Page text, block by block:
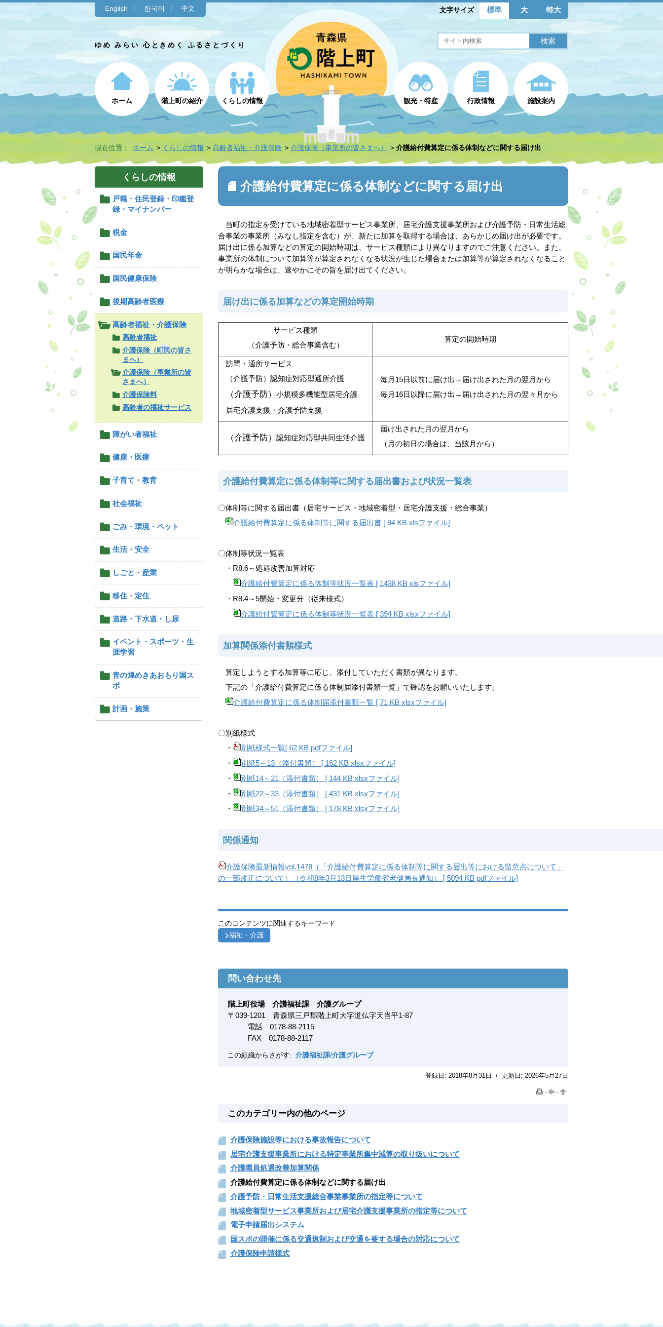
English 한국어 中文 文字サイズ 標準 大 特大
ゆめ みらい 心ときめく ふるさとづくり
ホーム 階上町の紹介 くらしの情報 観光・特産 行政情報 施設案内
現在位置： ホーム くらしの情報 高齢者福祉・介護保険 介護保険（事業所の皆さまへ） 介護給付費算定に係る体制などに関する届け出
くらしの情報
戸籍・住民登録・印鑑登
録・マイナンバー
税金
国民年金
国民健康保険
後期高齢者医療
高齢者福祉・介護保険
高齢者福祉
介護保険（町民の皆さ
まへ）
介護保険（事業所の皆
さまへ）
介護保険料
高齢者の福祉サービス
障がい者福祉
健康・医療
子育て・教育
社会福祉
ごみ・環境・ペット
生活・安全
しごと・産業
移住・定住
道路・下水道・し尿
イベント・スポーツ・生
涯学習
青の煌めきあおもり国ス
ポ
計画・施策
介護給付費算定に係る体制などに関する届け出
当町の指定を受けている地域密着型サービス事業所、居宅介護支援事業所および介護予防・日常生活総
合事業の事業所（みなし指定を含む）が、新たに加算を取得する場合は、あらかじめ届け出が必要です。
届け出に係る加算などの算定の開始時期は、サービス種類により異なりますのでご注意ください。また、
事業所の体制について加算等が算定されなくなる状況が生じた場合または加算等が算定されなくなること
が明らかな場合は、速やかにその旨を届け出てください。
届け出に係る加算などの算定開始時期
サービス種類
（介護予防・総合事業含む）
算定の開始時期
訪問・通所サービス
（介護予防）認知症対応型通所介護
（介護予防） 小規模多機能型居宅介護
居宅介護支援・介護予防支援
毎月15日以前に届け出→届け出された月の翌月から
毎月16日以降に届け出→届け出された月の翌々月から
（介護予防） 認知症対応型共同生活介護
届け出された月の翌月から
（月の初日の場合は、当該月から）
介護給付費算定に係る体制等に関する届出書および状況一覧表
〇体制等に関する届出書（居宅サービス・地域密着型・居宅介護支援・総合事業）
介護給付費算定に係る体制等に関する届出書 [ 94 KB xlsファイル]
〇体制等状況一覧表
・R8.6～処遇改善加算対応
介護給付費算定に係る体制等状況一覧表 [ 1438 KB xlsファイル]
・R8.4～5開始・変更分（従来様式）
介護給付費算定に係る体制等状況一覧表 [ 394 KB xlsxファイル]
加算関係添付書類様式
算定しようとする加算等に応じ、添付していただく書類が異なります。
下記の「介護給付費算定に係る体制届添付書類一覧」で確認をお願いいたします。
介護給付費算定に係る体制届添付書類一覧 [ 71 KB xlsxファイル]
〇別紙様式
・
別紙様式一覧[ 62 KB pdfファイル]
・
別紙5～13（添付書類） [ 162 KB xlsxファイル]
・
別紙14～21（添付書類） [ 144 KB xlsxファイル]
・
別紙22～33（添付書類） [ 431 KB xlsxファイル]
・
別紙34～51（添付書類） [ 178 KB xlsxファイル]
関係通知
介護保険最新情報vol.1478（「介護給付費算定に係る体制等に関する届出等における留意点について」
の一部改正について）（令和8年3月13日厚生労働省老健局長通知） [ 5094 KB pdfファイル]
このコンテンツに関連するキーワード
福祉・介護
問い合わせ先
階上町役場 介護福祉課 介護グループ
〒 039-1201
青森県三戸郡階上町大字道仏字天当平1-87
電話 0178-88-2115
FAX 0178-88-2117
この組織からさがす: 介護福祉課/介護グループ
登録日: 2018年8月31日 / 更新日: 2026年5月27日
このカテゴリー内の他のページ
介護保険施設等における事故報告について
居宅介護支援事業所における特定事業所集中減算の取り扱いについて
介護職員処遇改善加算関係
介護給付費算定に係る体制などに関する届け出
介護予防・日常生活支援総合事業事業所の指定等について
地域密着型サービス事業所および居宅介護支援事業所の指定等について
電子申請届出システム
国スポの開催に係る交通規制および交通を要する場合の対応について
介護保険申請様式